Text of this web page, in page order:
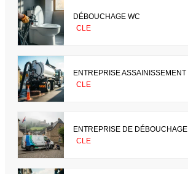
DÉBOUCHAGE WC
CLE
ENTREPRISE ASSAINISSEMENT
CLE
ENTREPRISE DE DÉBOUCHAGE
CLE